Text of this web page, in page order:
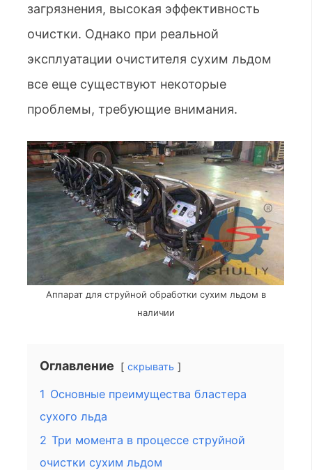
загрязнения, высокая эффективность
очистки. Однако при реальной
эксплуатации очистителя сухим льдом
все еще существуют некоторые
проблемы, требующие внимания.
Аппарат для струйной обработки сухим льдом в
наличии
Оглавление скрывать
1 Основные преимущества бластера
сухого льда
2 Три момента в процессе струйной
очистки сухим льдом